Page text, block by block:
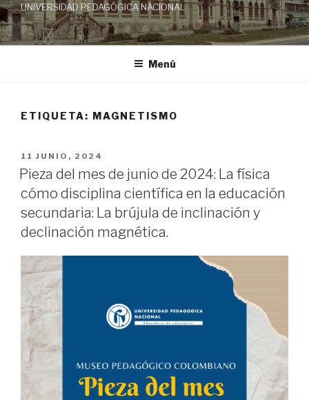
UNIVERSIDAD PEDAGÓGICA NACIONAL
Menú
ETIQUETA: MAGNETISMO
PUBLICADO
EL
11 JUNIO, 2024
Pieza del mes de junio de 2024: La física
cómo disciplina científica en la educación
secundaria: La brújula de inclinación y
declinación magnética.